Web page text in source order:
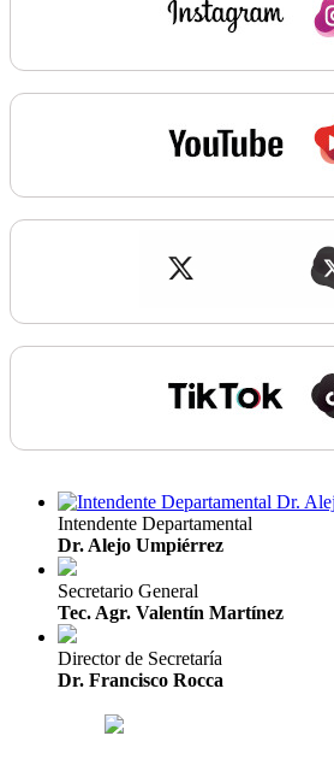
Intendente Departamental
Dr. Alejo Umpiérrez
Secretario General
Tec. Agr. Valentín Martínez
Director de Secretaría
Dr. Francisco Rocca